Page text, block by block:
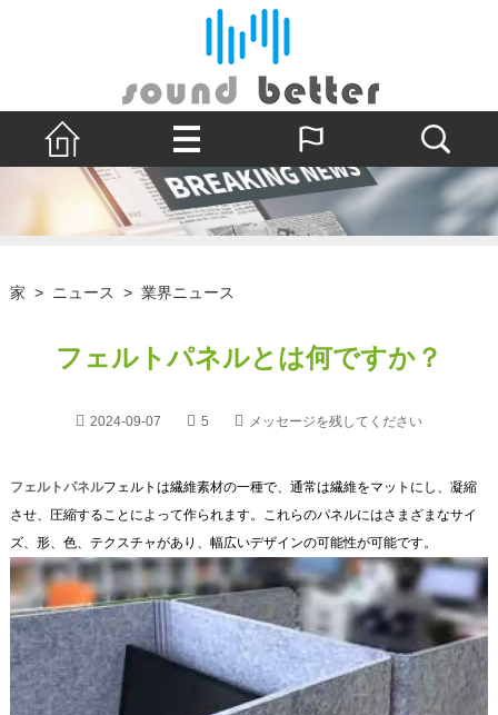
家 > ニュース > 業界ニュース
フェルトパネルとは何ですか？
2024-09-07 5 メッセージを残してください
フェルトパネルフェルトは繊維素材の一種で、通常は繊維をマットにし、凝縮
させ、圧縮することによって作られます。これらのパネルにはさまざまなサイ
ズ、形、色、テクスチャがあり、幅広いデザインの可能性が可能です。